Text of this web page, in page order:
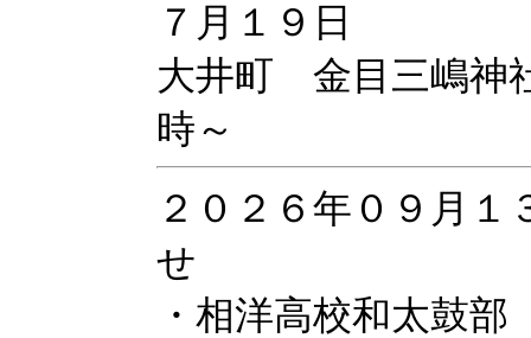
７月１９日
大井町 金目三嶋
時～
２０２６年０９月
せ
・相洋高校和太鼓